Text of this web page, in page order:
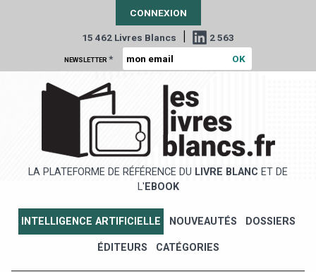
CONNEXION
15 462 Livres Blancs | 2 563
NEWSLETTER *
LA PLATEFORME DE RÉFÉRENCE DU LIVRE BLANC ET DE
L' EBOOK
INTELLIGENCE ARTIFICIELLE NOUVEAUTÉS DOSSIERS
ÉDITEURS CATÉGORIES